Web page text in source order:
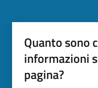
Quanto sono
informazioni
pagina?